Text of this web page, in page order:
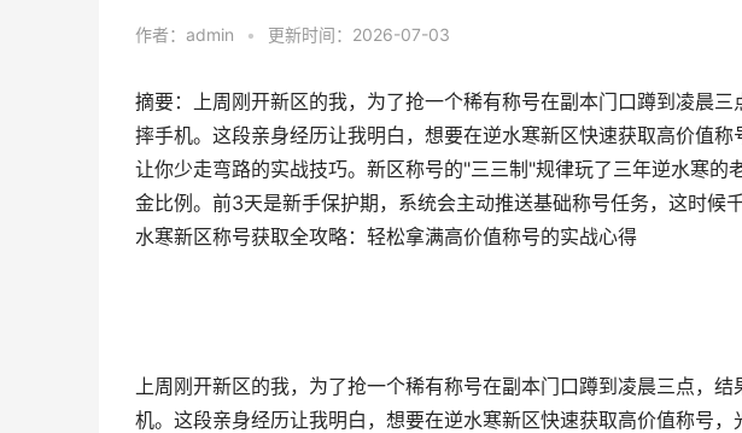
作者： admin • 更新时间：2026-07-03
摘要：上周刚开新区的我，为了抢一个稀有称号在副本门口蹲到凌晨
摔手机。这段亲身经历让我明白，想要在逆水寒新区快速获取高价值
让你少走弯路的实战技巧。新区称号的"三三制"规律玩了三年逆水寒
金比例。前3天是新手保护期，系统会主动推送基础称号任务，这时候
水寒新区称号获取全攻略：轻松拿满高价值称号的实战心得
上周刚开新区的我，为了抢一个稀有称号在副本门口蹲到凌晨三点，
机。这段亲身经历让我明白，想要在逆水寒新区快速获取高价值称号